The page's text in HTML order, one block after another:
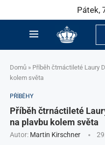
Pátek,
Domů » Příběh čtrnáctileté Laury
kolem světa
PŘÍBĚHY
Příběh čtrnáctileté
na plavbu kolem světa
Autor: Martin Kirschner